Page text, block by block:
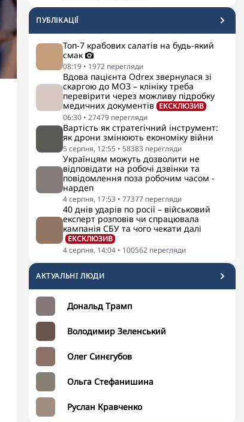
ПУБЛІКАЦІЇ
Топ-7 крабових салатів на будь-який
смак
08:19 • 1972 перегляди
Вдова пацієнта Odrex звернулася зі
скаргою до МОЗ – клініку треба
перевірити через можливу підробку
медичних документів ЕКСКЛЮЗИВ
06:30 • 27479 перегляди
Вартість як стратегічний інструмент:
як дрони змінюють економіку війни
5 серпня, 12:55 • 58383 перегляди
Українцям можуть дозволити не
відповідати на робочі дзвінки та
повідомлення поза робочим часом -
нардеп
4 серпня, 17:53 • 77377 перегляди
40 днів ударів по росії – військовий
експерт розповів чи спрацювала
кампанія СБУ та чого чекати далі
ЕКСКЛЮЗИВ
4 серпня, 14:04 • 100562 перегляди
АКТУАЛЬНI ЛЮДИ
Дональд Трамп
Володимир Зеленський
Олег Синєгубов
Ольга Стефанишина
Руслан Кравченко